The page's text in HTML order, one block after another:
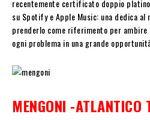
recentemente certificato doppio
su Spotify e Apple Music: una dedica
prenderlo come riferimento per
ogni problema in una grande
MENGONI -ATLANTICO